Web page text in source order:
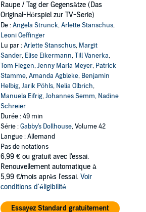
Raupe / Tag der Gegensätze (Das
Original-Hörspiel zur TV-Serie)
De :Angela Strunck,Arlette Stanschus,
Leoni Oeffinger
Lu par :Arlette Stanschus, Margit
Sander, Elise Eikermann,Till Vanerka,
Tom Fiegen,Jenny Maria Meyer, Patrick
Stamme,Amanda Agbleke, Benjamin
Helbig,Jarik Pöhls, Nelia Olbrich,
Manuela Eifrig,Johannes Semm, Nadine
Schreier
Durée : 49 min
Série :Gabby's Dollhouse, Volume 42
Langue : Allemand
Pas de notations
6,99 € ou gratuit avec l'essai.
Renouvellement automatique à
5,99 €/mois après l'essai. Voir
conditions d'éligibilité
Essayez Standard gratuitement